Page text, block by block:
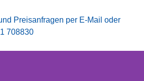
Preisanfragen per E-Mail oder
708830